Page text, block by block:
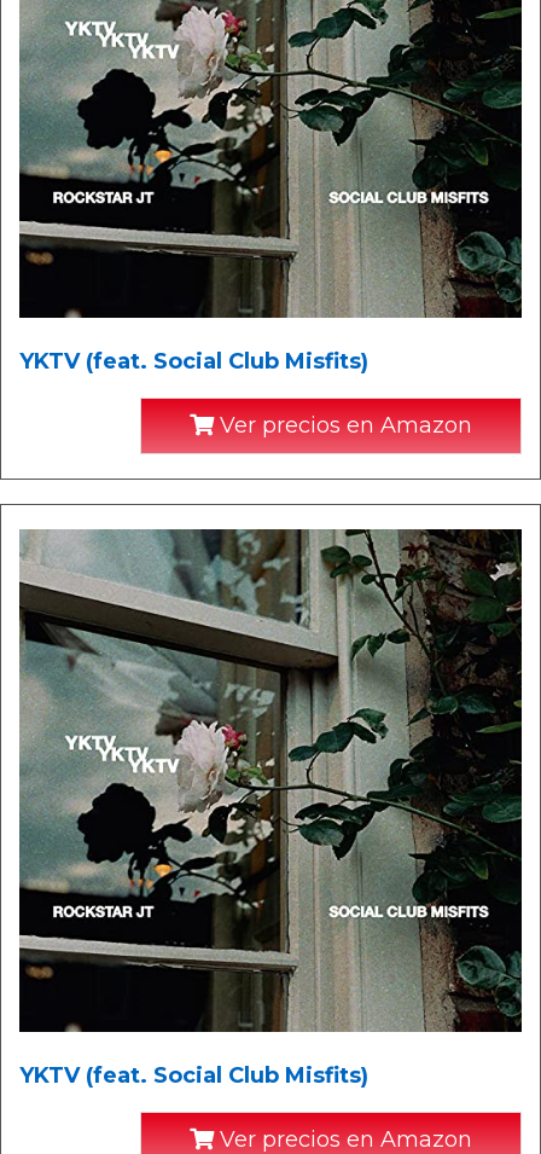
YKTV (feat. Social Club Misfits)
Ver precios en Amazon
YKTV (feat. Social Club Misfits)
Ver precios en Amazon